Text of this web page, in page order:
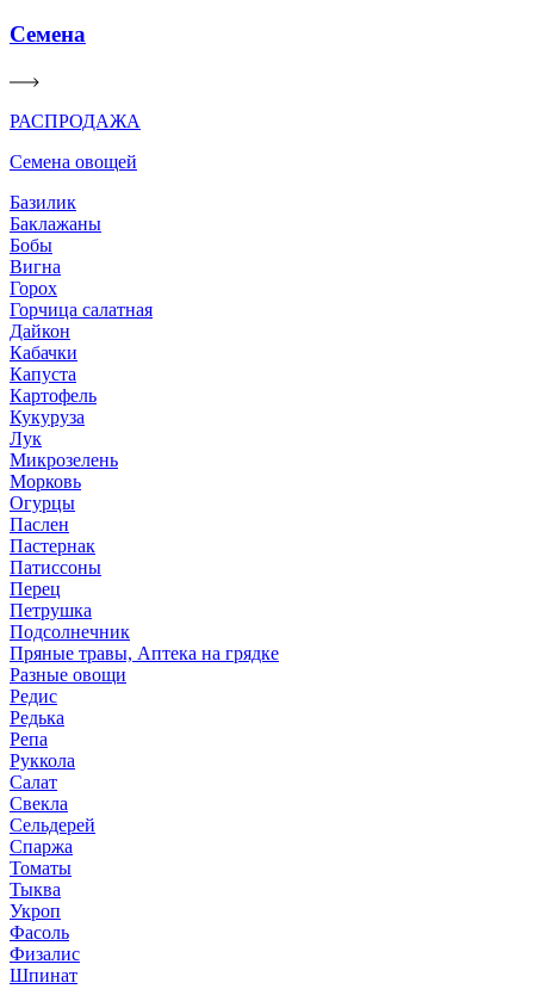
Семена
РАСПРОДАЖА
Семена овощей
Базилик
Баклажаны
Бобы
Вигна
Горох
Горчица салатная
Дайкон
Кабачки
Капуста
Картофель
Кукуруза
Лук
Микрозелень
Морковь
Огурцы
Паслен
Пастернак
Патиссоны
Перец
Петрушка
Подсолнечник
Пряные травы, Аптека на грядке
Разные овощи
Редис
Редька
Репа
Руккола
Салат
Свекла
Сельдерей
Спаржа
Томаты
Тыква
Укроп
Фасоль
Физалис
Шпинат